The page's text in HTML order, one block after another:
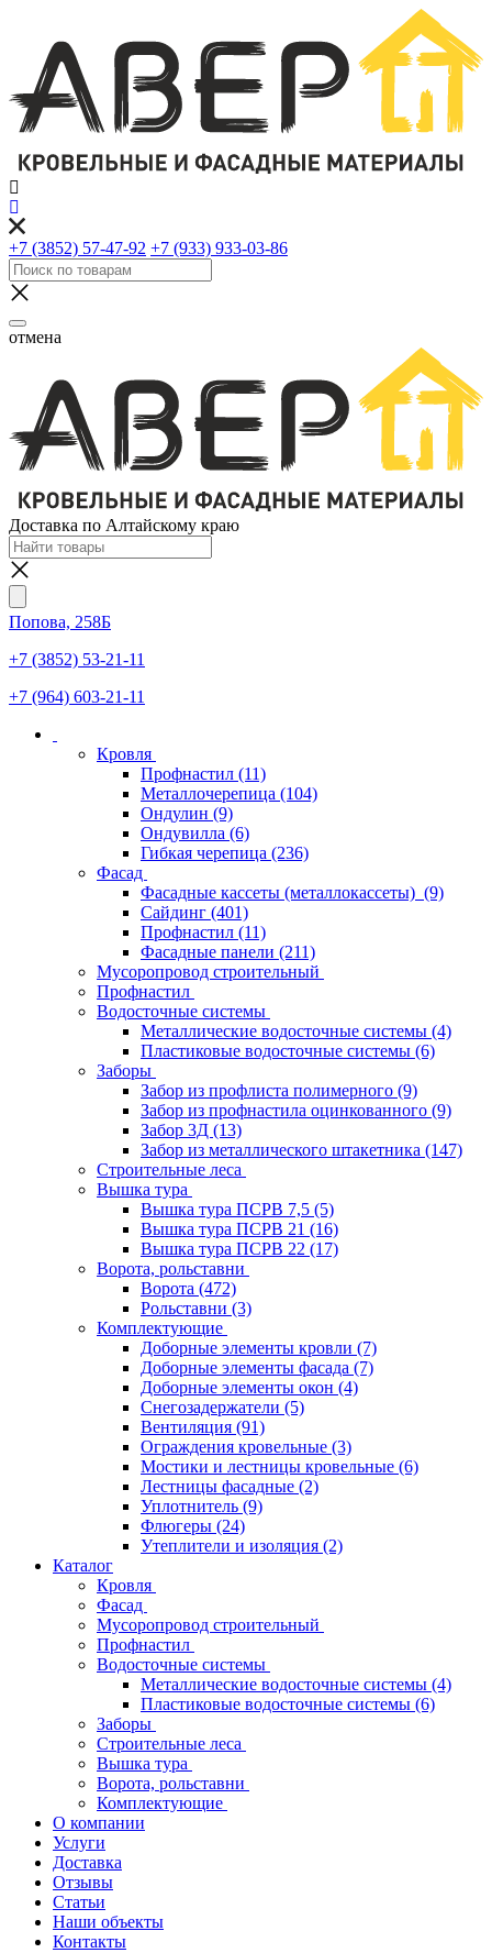
+7 (3852) 57-47-92 +7 (933) 933-03-86
отмена
Доставка по Алтайскому краю
Попова, 258Б
+7 (3852) 53-21-11
+7 (964) 603-21-11
Кровля
Профнастил (11)
Металлочерепица (104)
Ондулин (9)
Ондувилла (6)
Гибкая черепица (236)
Фасад
Фасадные кассеты (металлокассеты) (9)
Сайдинг (401)
Профнастил (11)
Фасадные панели (211)
Мусоропровод строительный
Профнастил
Водосточные системы
Металлические водосточные системы (4)
Пластиковые водосточные системы (6)
Заборы
Забор из профлиста полимерного (9)
Забор из профнастила оцинкованного (9)
Забор 3Д (13)
Забор из металлического штакетника (147)
Строительные леса
Вышка тура
Вышка тура ПСРВ 7,5 (5)
Вышка тура ПСРВ 21 (16)
Вышка тура ПСРВ 22 (17)
Ворота, рольставни
Ворота (472)
Рольставни (3)
Комплектующие
Доборные элементы кровли (7)
Доборные элементы фасада (7)
Доборные элементы окон (4)
Снегозадержатели (5)
Вентиляция (91)
Ограждения кровельные (3)
Мостики и лестницы кровельные (6)
Лестницы фасадные (2)
Уплотнитель (9)
Флюгеры (24)
Утеплители и изоляция (2)
Каталог
Кровля
Фасад
Мусоропровод строительный
Профнастил
Водосточные системы
Металлические водосточные системы (4)
Пластиковые водосточные системы (6)
Заборы
Строительные леса
Вышка тура
Ворота, рольставни
Комплектующие
О компании
Услуги
Доставка
Отзывы
Статьи
Наши объекты
Контакты